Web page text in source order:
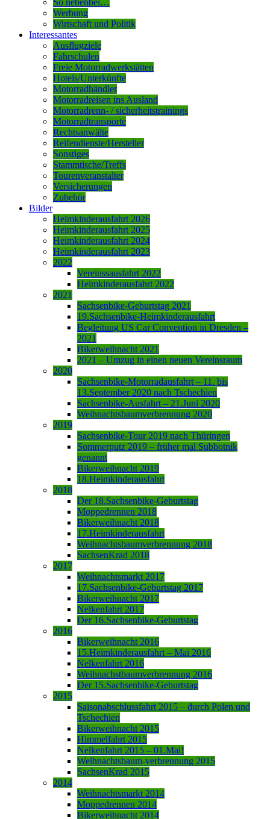
Werbung
Wirtschaft und Politik
Interessantes
Ausflugziele
Fahrschulen
Freie Motorradwerkstätten
Hotels/Unterkünfte
Motorradhändler
Motorradreisen ins Ausland
Motorradrenn- / sicherheitstrainings
Motorradtransporte
Rechtsanwälte
Reifendienste/Hersteller
Sonstiges
Stammtische/Treffs
Tourenveranstalter
Versicherungen
Zubehör
Bilder
Heimkinderausfahrt 2026
Heimkinderausfahrt 2025
Heimkinderausfahrt 2024
Heimkinderausfahrt 2023
2022
Vereinssausfahrt 2022
Heimkinderausfahrt 2022
2021
Sachsenbike-Geburtstag 2021
19.Sachsenbike-Heimkinderausfahrt
Begleitung US Car Convention in Dresden –
2021
Bikerweihnacht 2021
2021 – Umzug in einen neuen Vereinsraum
2020
Sachsenbike-Motorradausfahrt – 11. bis
13.September 2020 nach Tschechien
Sachsenbike-Ausfahrt – 21.Juni 2020
Weihnachtsbaumverbrennung 2020
2019
Sachsenbike-Tour 2019 nach Thüringen
Sommerputz 2019 – früher mal Subbotnik
genannt
Bikerweihnacht 2019
18.Heimkinderausfahrt
2018
Der 18.Sachsenbike-Geburtstag
Moppedrennen 2018
Bikerweihnacht 2018
17.Heimkinderausfahrt
Weihnachtsbaumverbrennung 2018
SachsenKrad 2018
2017
Weihnachtsmarkt 2017
17.Sachsenbike-Geburtstag 2017
Bikerweihnacht 2017
Nelkenfahrt 2017
Der 16.Sachsenbike-Geburtstag
2016
Bikerweihnacht 2016
15.Heimkinderausfahrt – Mai 2016
Nelkenfahrt 2016
Weihnachstbaumverbrennung 2016
Der 15.Sachsenbike-Geburtstag
2015
Saisonabschlussfahrt 2015 – durch Polen und
Tschechien
Bikerweihnacht 2015
Himmelfahrt 2015
Nelkenfahrt 2015 – 01.Mai!
Weihnachtsbaum-verbrennung 2015
SachsenKrad 2015
2014
Weihnachtsmarkt 2014
Moppedrennen 2014
Bikerweihnacht 2014